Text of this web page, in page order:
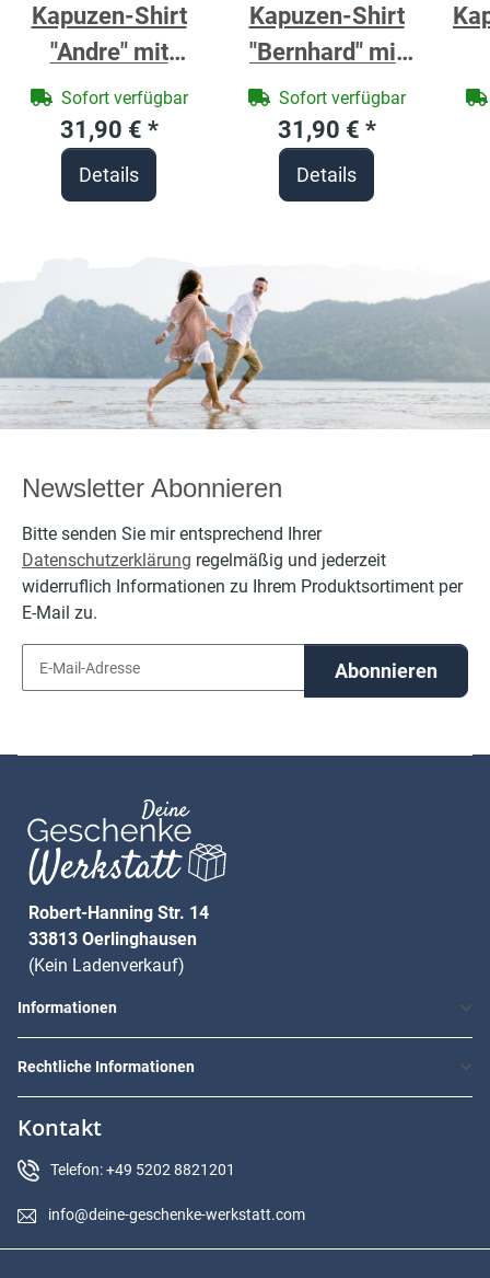
Kapuzen-Shirt
"Andre" mit
Zunftzeichen
Maler - Berufe
Shirt für
Handwerker
Sofort verfügbar
31,90 € *
Details
Kapuzen-Shirt
"Bernhard" mit
Zunftzeichen
Seiler - Berufe
Shirt für
Handwerker
Sofort verfügbar
31,90 € *
Details
Newsletter Abonnieren
Bitte senden Sie mir entsprechend Ihrer
Datenschutzerklärung regelmäßig und jederzeit
widerruflich Informationen zu Ihrem Produktsortiment per
E-Mail zu.
Abonnieren
Robert-Hanning Str. 14
33813 Oerlinghausen
(Kein Ladenverkauf)
Informationen
Rechtliche Informationen
Kontakt
Telefon: +49 5202 8821201
info@deine-geschenke-werkstatt.com